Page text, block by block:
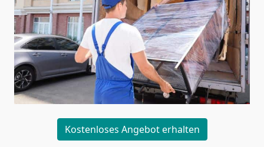
Kostenloses Angebot erhalten